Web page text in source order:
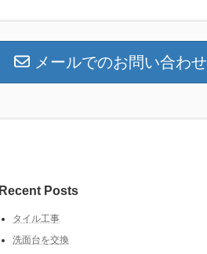
メールでのお問い合わせ
Recent Posts
タイル工事
洗面台を交換